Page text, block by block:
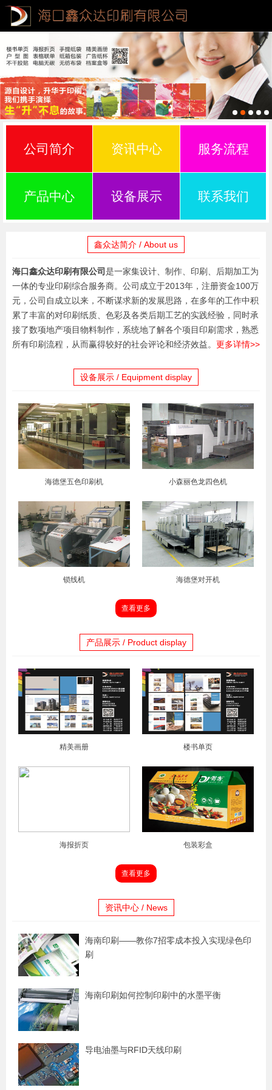
公司简介 资讯中心 服务流程
产品中心 设备展示 联系我们
鑫众达简介 / About us
海口鑫众达印刷有限公司是一家集设计、制作、印刷、后期加工为
一体的专业印刷综合服务商。公司成立于2013年，注册资金100万
元，公司自成立以来，不断谋求新的发展思路，在多年的工作中积
累了丰富的对印刷纸质、色彩及各类后期工艺的实践经验，同时承
接了数项地产项目物料制作，系统地了解各个项目印刷需求，熟悉
所有印刷流程，从而赢得较好的社会评论和经济效益。 更多详情>>
设备展示 / Equipment display
海德堡五色印刷机 小森丽色龙四色机
锁线机 海德堡对开机
查看更多
产品展示 / Product display
精美画册 楼书单页
海报折页 包装彩盒
查看更多
资讯中心 / News
海南印刷——教你7招零成本投入实现绿色印
刷
海南印刷如何控制印刷中的水墨平衡
导电油墨与RFID天线印刷